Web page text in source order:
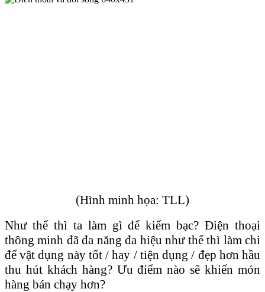
(Hình minh họa: TLL)
Như thế thì ta làm gì để kiếm bạc? Điện thoại
thông minh đã đa năng đa hiệu như thế thì làm chi
để vật dụng này tốt / hay / tiện dụng / đẹp hơn hầu
thu hút khách hàng? Ưu điểm nào sẽ khiến món
hàng bán chạy hơn?